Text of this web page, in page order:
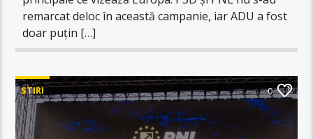
remarcat deloc în această campanie, iar ADU a fost
doar puțin […]
STIRI 0